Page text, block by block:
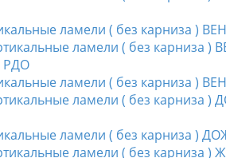
ламели ( без карниза )
ламели ( без карниза )
ламели ( без карниза )